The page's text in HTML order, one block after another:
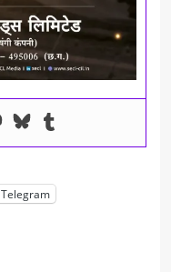
Telegram